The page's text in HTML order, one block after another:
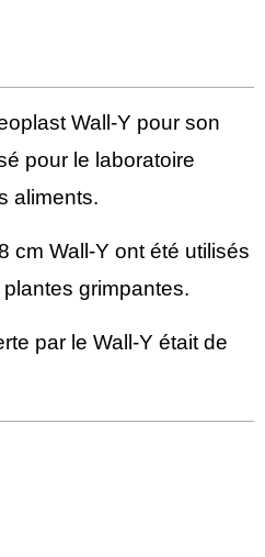
Wall-Y pour son
pour le laboratoire
aliments.
cm Wall-Y ont été utilisés
grimpantes.
par le Wall-Y était de